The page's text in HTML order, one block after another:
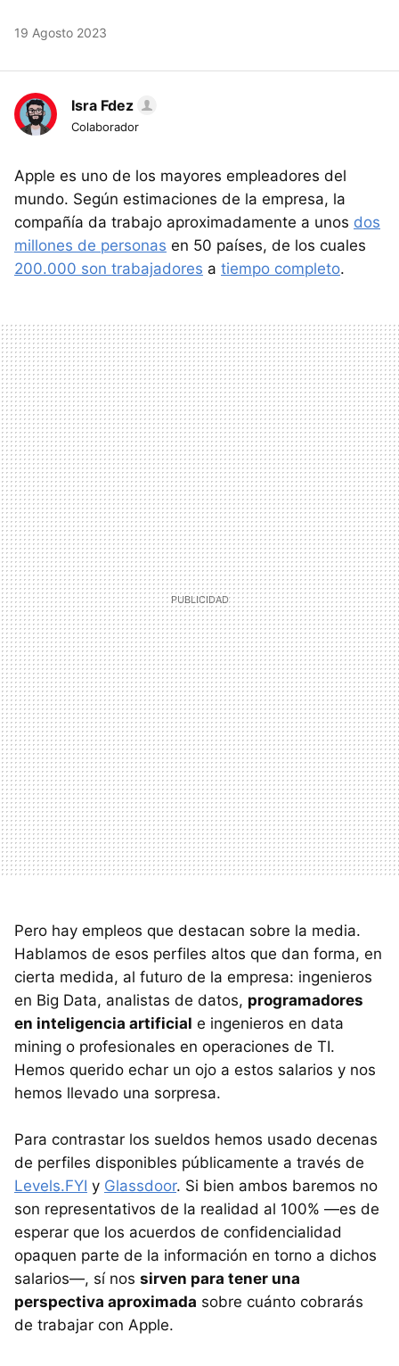
19 Agosto 2023
Isra Fdez
Colaborador
Apple es uno de los mayores empleadores del
mundo. Según estimaciones de la empresa, la
compañía da trabajo aproximadamente a unos dos
millones de personas en 50 países, de los cuales
200.000 son trabajadores a tiempo completo.
Pero hay empleos que destacan sobre la media.
Hablamos de esos perfiles altos que dan forma, en
cierta medida, al futuro de la empresa: ingenieros
en Big Data, analistas de datos, programadores
en inteligencia artificial e ingenieros en data
mining o profesionales en operaciones de TI.
Hemos querido echar un ojo a estos salarios y nos
hemos llevado una sorpresa.
Para contrastar los sueldos hemos usado decenas
de perfiles disponibles públicamente a través de
Levels.FYI y Glassdoor. Si bien ambos baremos no
son representativos de la realidad al 100% —es de
esperar que los acuerdos de confidencialidad
opaquen parte de la información en torno a dichos
salarios—, sí nos sirven para tener una
perspectiva aproximada sobre cuánto cobrarás
de trabajar con Apple.